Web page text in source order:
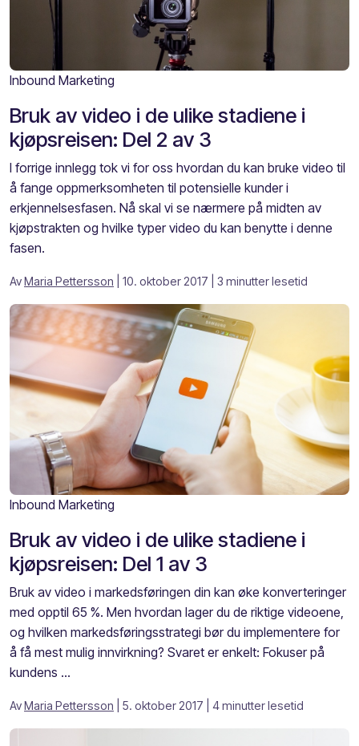
Inbound Marketing
Bruk av video i de ulike stadiene i
kjøpsreisen: Del 2 av 3
I forrige innlegg tok vi for oss hvordan du kan bruke video til
å fange oppmerksomheten til potensielle kunder i
erkjennelsesfasen. Nå skal vi se nærmere på midten av
kjøpstrakten og hvilke typer video du kan benytte i denne
fasen.
AvMaria Pettersson | 10. oktober 2017 | 3 minutter lesetid
Inbound Marketing
Bruk av video i de ulike stadiene i
kjøpsreisen: Del 1 av 3
Bruk av video i markedsføringen din kan øke konverteringer
med opptil 65 %. Men hvordan lager du de riktige videoene,
og hvilken markedsføringsstrategi bør du implementere for
å få mest mulig innvirkning? Svaret er enkelt: Fokuser på
kundens ...
AvMaria Pettersson | 5. oktober 2017 | 4 minutter lesetid